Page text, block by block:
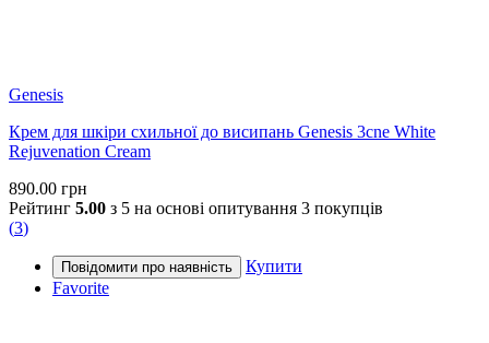
Genesis
Крем для шкіри схильної до висипань Genesis 3cne White
Rejuvenation Cream
890.00 грн
Рейтинг 5.00 з 5 на основі опитування 3 покупців
(3)
Купити
Favorite